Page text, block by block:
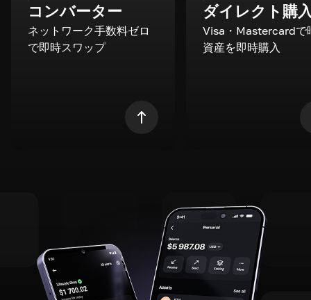
コンバーター
ネットワーク手数料ゼロ
で即時スワップ
ダイレクト購
Visa・Mastercardで
資産を即時購入